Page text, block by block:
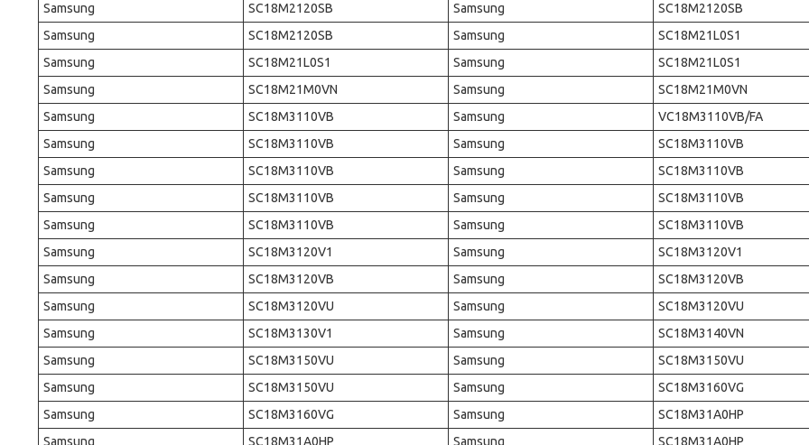
Samsung
SC18M2120SB Samsung
SC18M2120SB
Samsung
SC18M2120SB Samsung
SC18M21L0S1
Samsung
SC18M21L0S1 Samsung
SC18M21L0S1
Samsung
SC18M21M0VN Samsung
SC18M21M0VN
Samsung
SC18M3110VB Samsung
VC18M3110VB/FA
Samsung
SC18M3110VB Samsung
SC18M3110VB
Samsung
SC18M3110VB Samsung
SC18M3110VB
Samsung
SC18M3110VB Samsung
SC18M3110VB
Samsung
SC18M3110VB Samsung
SC18M3110VB
Samsung
SC18M3120V1 Samsung
SC18M3120V1
Samsung
SC18M3120VB Samsung
SC18M3120VB
Samsung
SC18M3120VU Samsung
SC18M3120VU
Samsung
SC18M3130V1 Samsung
SC18M3140VN
Samsung
SC18M3150VU Samsung
SC18M3150VU
Samsung
SC18M3150VU Samsung
SC18M3160VG
Samsung
SC18M3160VG Samsung
SC18M31A0HP
Samsung
SC18M31A0HP Samsung
SC18M31A0HP